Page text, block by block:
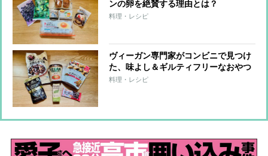
ンの卵を絶賛する理由とは？
料理・レシピ
ヴィーガン専門家がコンビニで見つけ
た、味よし＆ギルティフリーなおやつ
6品
料理・レシピ